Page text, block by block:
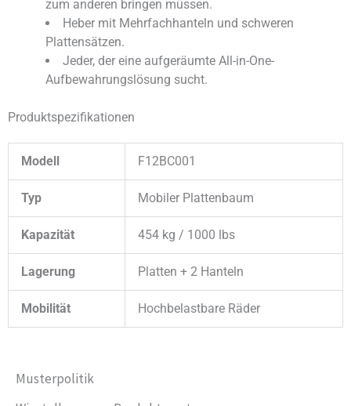
zum anderen bringen müssen.
Heber mit Mehrfachhanteln und schweren
Plattensätzen.
Jeder, der eine aufgeräumte All-in-One-
Aufbewahrungslösung sucht.
Produktspezifikationen
Modell F12BC001
Typ Mobiler Plattenbaum
Kapazität 454 kg / 1000 lbs
Lagerung Platten + 2 Hanteln
Mobilität Hochbelastbare Räder
Musterpolitik